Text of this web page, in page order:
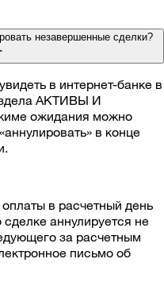
незавершенные сделки?
в интернет-банке в
АКТИВЫ И
ожидания можно
в конце
в расчетный день
аннулируется не
за расчетным
письмо об